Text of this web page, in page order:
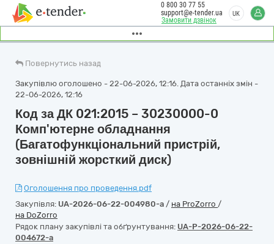
Замовити дзвінок
0 800 30 77 55
support@e-tender.ua
UK
Повернутись назад
Закупівлю оголошено - 22-06-2026, 12:16. Дата останніх змін -
22-06-2026, 12:16
Код за ДК 021:2015 – 30230000-0
Комп'ютерне обладнання
(Багатофункціональний пристрій,
зовнішній жорсткий диск)
Оголошення про проведення.pdf
Закупівля: UA-2026-06-22-004980-a / на ProZorro /
на DoZorro
Рядок плану закупівлі та обґрунтування: UA-P-2026-06-22-
004672-a